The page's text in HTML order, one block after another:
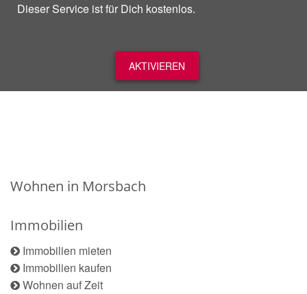
Dieser Service ist für Dich kostenlos.
AKTIVIEREN
Wohnen in Morsbach
Immobilien
Immobilien mieten
Immobilien kaufen
Wohnen auf Zeit